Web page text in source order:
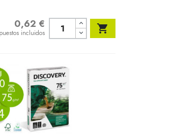
0,62 €
incluidos 